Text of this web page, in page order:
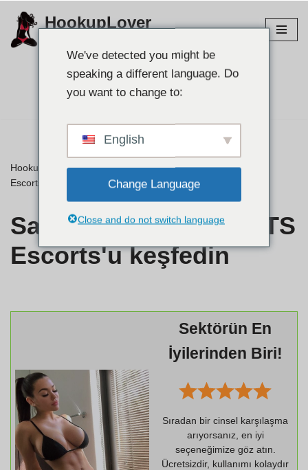
İçeriğe
HookupLover
Partnerinizi bulun👉
HookupLover»⭐ İncelemeler»San Diego'daki en iyi TS
Escorts'u keşfedin
San Diego'daki en iyi TS
Escorts'u keşfedin
Sektörün En
İyilerinden Biri!
Sıradan bir cinsel karşılaşma
arıyorsanız, en iyi
seçeneğimize göz atın.
Ücretsizdir, kullanımı kolaydır
We've detected you might be
speaking a different language. Do
you want to change to:
English
Change Language
Close and do not switch language